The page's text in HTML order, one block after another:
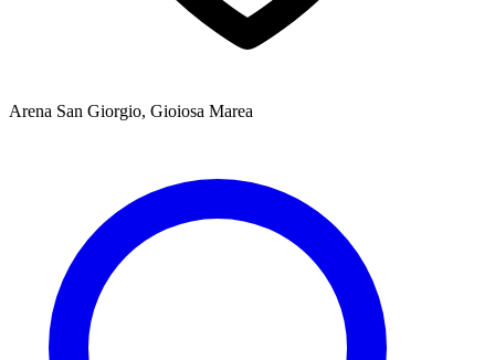
Arena San Giorgio, Gioiosa Marea